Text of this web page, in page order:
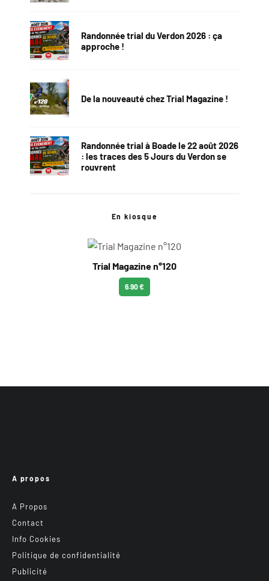
Randonnée trial du Verdon 2026 : ça
approche !
De la nouveauté chez Trial Magazine !
Randonnée trial à Boade le 22 août 2026
: les traces des 5 Jours du Verdon se
rouvrent
En kiosque
Trial Magazine n°120
6.90 €
A propos
A Propos
Contact
Info Cookies
Politique de confidentialité
Publicité